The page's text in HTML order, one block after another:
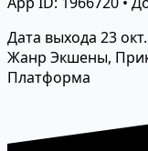
Дата выхода 23
Жанр Экшены,
Платформа